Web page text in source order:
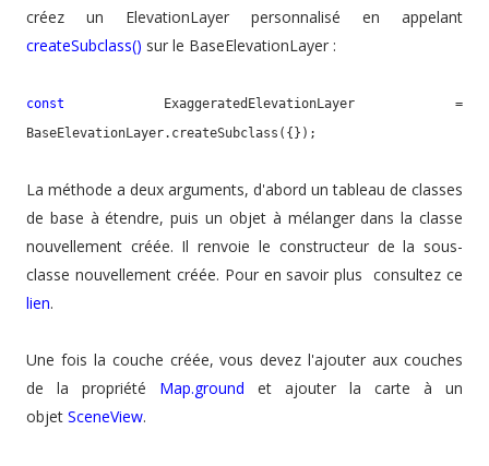
créez un ElevationLayer personnalisé en appelant
createSubclass() sur le BaseElevationLayer :
const ExaggeratedElevationLayer =
BaseElevationLayer.createSubclass({});
La méthode a deux arguments, d'abord un tableau de classes
de base à étendre, puis un objet à mélanger dans la classe
nouvellement créée. Il renvoie le constructeur de la sous-
classe nouvellement créée. Pour en savoir plus consultez ce
lien.
Une fois la couche créée, vous devez l'ajouter aux couches
de la propriété Map.ground et ajouter la carte à un
objet SceneView.